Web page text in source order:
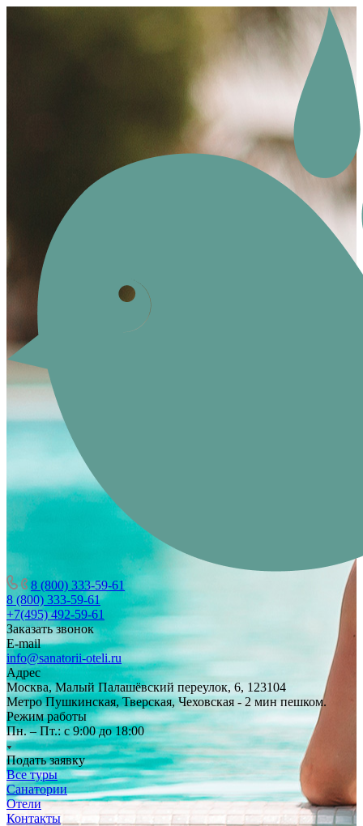
8 (800) 333-59-61
8 (800) 333-59-61
+7(495) 492-59-61
Заказать звонок
E-mail
info@sanatorii-oteli.ru
Адрес
Москва, Малый Палашёвский переулок, 6, 123104
Метро Пушкинская, Тверская, Чеховская - 2 мин пешком.
Режим работы
Пн. – Пт.: с 9:00 до 18:00
Подать заявку
Все туры
Санатории
Отели
Контакты